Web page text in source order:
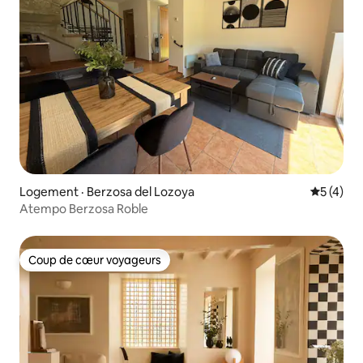
Logement · Berzosa del Lozoya Note
5 (4)
Atempo Berzosa Roble
Coup de cœur voyageurs
Coup de cœur voyageurs